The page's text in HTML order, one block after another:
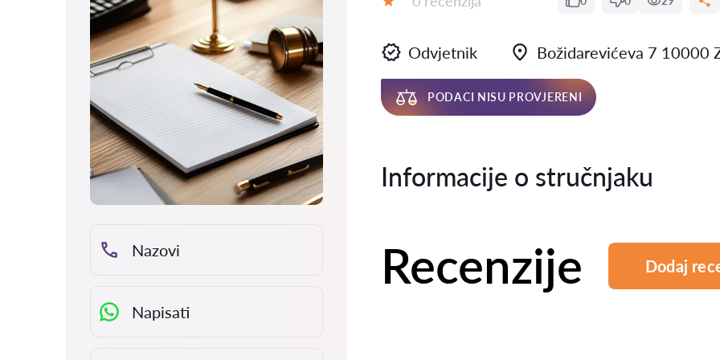
Nazovi
Napisati
Odvjetnik Božidarevićeva 7 10000
PODACI NISU PROVJERENI
Informacije o stručnjaku
Recenzije Dodaj